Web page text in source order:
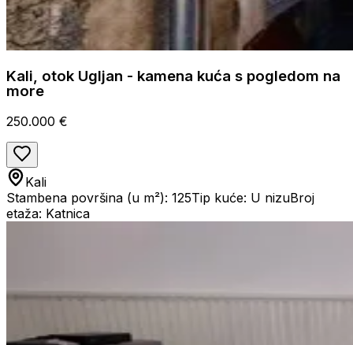
Kali, otok Ugljan - kamena kuća s pogledom na
more
250.000 €
Kali
Stambena površina (u m²): 125Tip kuće: U nizuBroj
etaža: Katnica